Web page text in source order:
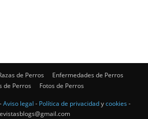
de Perros
Enfermedades de Perros
de Perros
Fotos de Perros
Aviso legal - Política de privacidadycookies -